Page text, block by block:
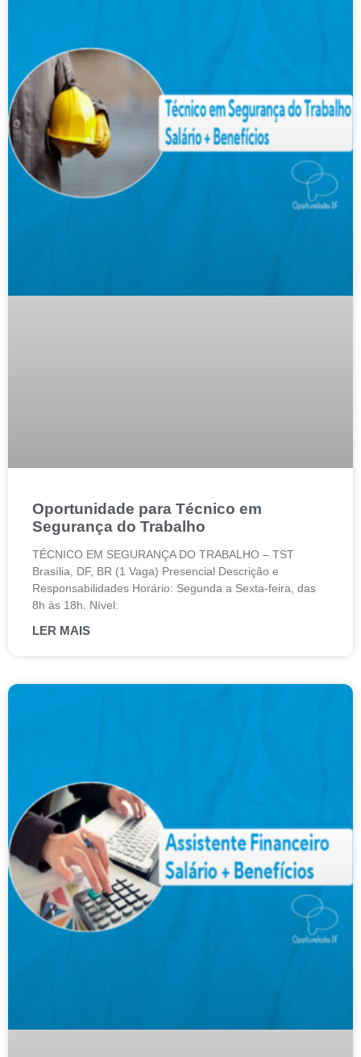
Oportunidade para Técnico em
Segurança do Trabalho
TÉCNICO EM SEGURANÇA DO TRABALHO – TST
Brasília, DF, BR (1 Vaga) Presencial Descrição e
Responsabilidades Horário: Segunda a Sexta-feira, das
8h às 18h. Nível:
LER MAIS